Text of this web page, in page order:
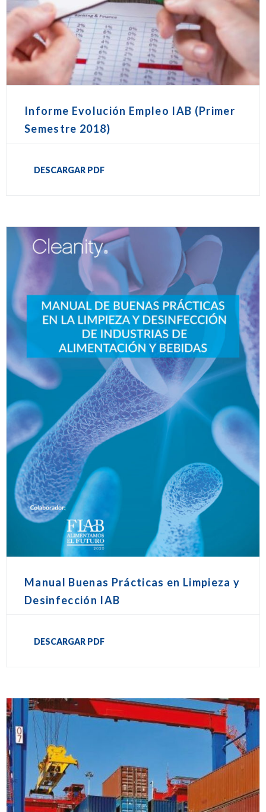
Informe Evolución Empleo IAB (Primer
Semestre 2018)
DESCARGAR PDF
Manual Buenas Prácticas en Limpieza y
Desinfección IAB
DESCARGAR PDF